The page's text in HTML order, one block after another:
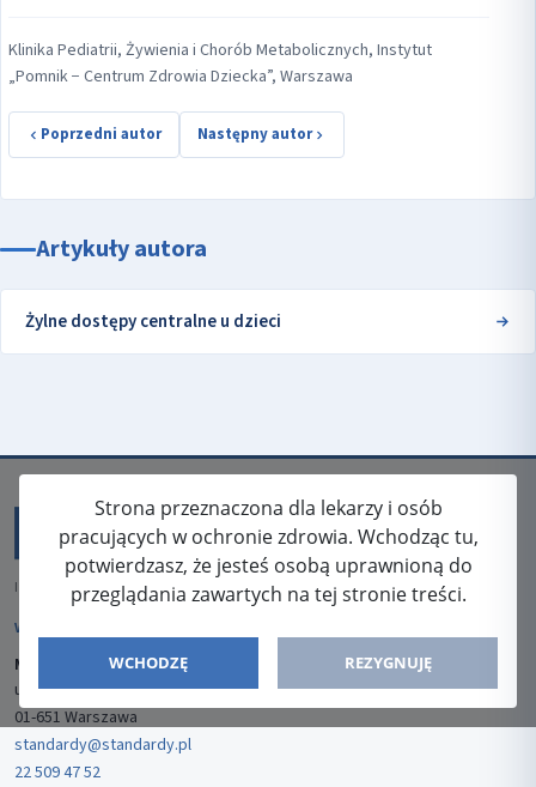
Klinika Pediatrii, Żywienia i Chorób Metabolicznych, Instytut
„Pomnik − Centrum Zdrowia Dziecka”, Warszawa
Poprzedni autor Następny autor
Artykuły autora
Żylne dostępy centralne u dzieci
Strona przeznaczona dla lekarzy i osób
pracujących w ochronie zdrowia. Wchodząc tu,
potwierdzasz, że jesteś osobą uprawnioną do
przeglądania zawartych na tej stronie treści.
WCHODZĘ REZYGNUJĘ
ISSN: 2080-5438
WYDAWCA
Media-Press Sp. z o.o.
ul. Gwiaździsta 7B/8
01-651 Warszawa
standardy@standardy.pl
22 509 47 52